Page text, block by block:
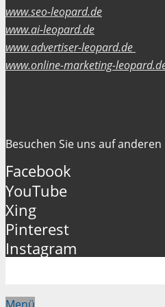
www.seo-leopard.de
www.ai-leopard.de
www.advertiser-leopard.de
www.online-marketing-
Besuchen Sie uns auf
Facebook
YouTube
Xing
Pinterest
Instagram